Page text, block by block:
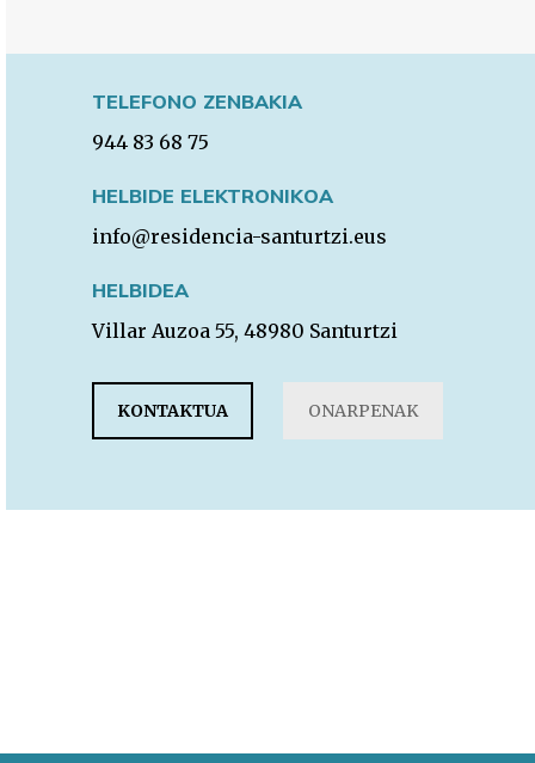
TELEFONO ZENBAKIA
944 83 68 75
HELBIDE ELEKTRONIKOA
info@residencia-santurtzi.eus
HELBIDEA
Villar Auzoa 55, 48980 Santurtzi
KONTAKTUA ONARPENAK